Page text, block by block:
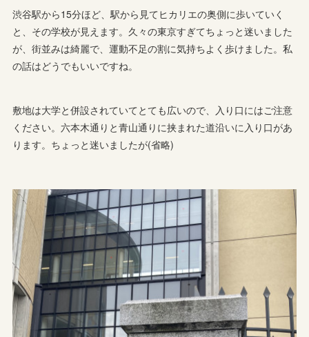
渋谷駅から15分ほど、駅から見てヒカリエの奥側に歩いていく
と、その学校が見えます。久々の東京すぎてちょっと迷いました
が、街並みは綺麗で、運動不足の割に気持ちよく歩けました。私
の話はどうでもいいですね。
敷地は大学と併設されていてとても広いので、入り口にはご注意
ください。六本木通りと青山通りに挟まれた道沿いに入り口があ
ります。ちょっと迷いましたが(省略)